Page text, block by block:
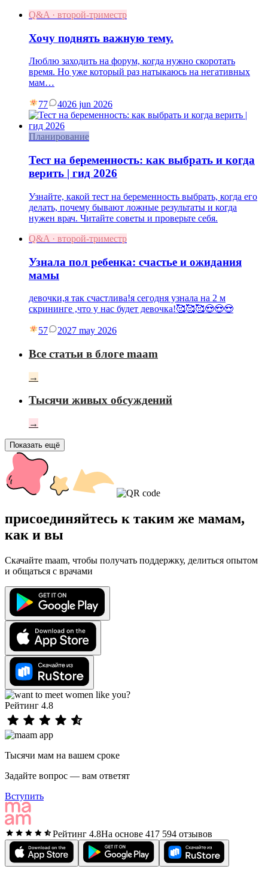
Q&A · второй-триместр
Хочу поднять важную тему.
Люблю заходить на форум, когда нужно скоротать
время. Но уже который раз натыкаюсь на негативных
мам…
77 4026 jun 2026
Планирование
Тест на беременность: как выбрать и когда
верить | гид 2026
Узнайте, какой тест на беременность выбрать, когда его
делать, почему бывают ложные результаты и когда
нужен врач. Читайте советы и проверьте себя.
Q&A · второй-триместр
Узнала пол ребенка: счастье и ожидания
мамы
девочки,я так счастлива!я сегодня узнала на 2 м
скрининге ,что у нас будет девочка!🥰🥰🥰😍😍😍
57 2027 may 2026
Все статьи в блоге maam
→
Тысячи живых обсуждений
→
Показать ещё
присоединяйтесь к таким же мамам,
как и вы
Скачайте maam, чтобы получать поддержку, делиться опытом
и общаться с врачами
Рейтинг 4.8
Тысячи мам на вашем сроке
Задайте вопрос — вам ответят
Вступить
Рейтинг 4.8На основе 417 594 отзывов